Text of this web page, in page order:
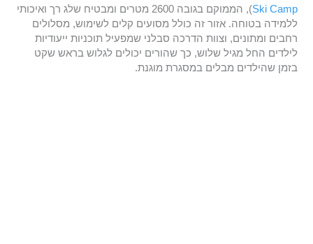
Ski Camp
), הממוקם בגובה 2600 מטרים ומבטיח שלג רך ואיכותי
ללמידה בטוחה. אזור זה כולל מסועים קלים לשימוש, מסלולים
רחבים ומתונים, וצוות הדרכה סבלני שמפעיל תוכניות ייעודיות
לילדים החל מגיל שלוש, כך שהורים יכולים לגלוש בראש שקט
בזמן שהילדים מבלים במסגרת מוגנת.